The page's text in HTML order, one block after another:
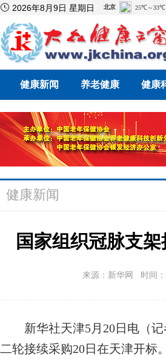
 2026年8月9日 星期日
健康新闻 养老健康 健康
健康新闻
国家组织冠脉支
来源：新华网 时间
新华社天津5月20日电（记
二轮接续采购20日在天津开标